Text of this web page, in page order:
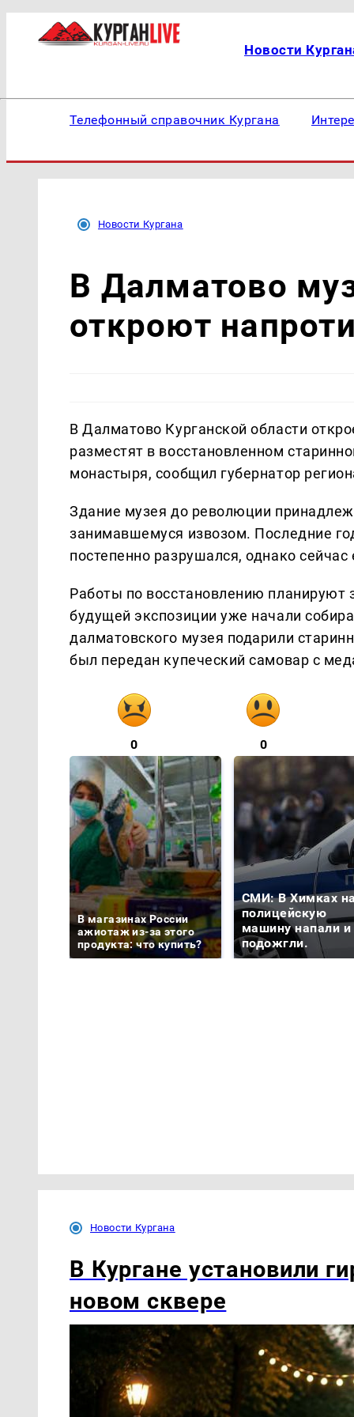
Новости
Телефонный справочник Кургана
Новости Кургана
В Далматово
откроют
В Далматово Курганской области
разместят в восстановленном
монастыря, сообщил губернатор
Здание музея до революции
занимавшемуся извозом. Последние
постепенно разрушался, однако
Работы по восстановлению
будущей экспозиции уже начали
далматовского музея подарили
был передан купеческий самовар с
0 0
В магазинах России
ажиотаж из-за этого
продукта: что купить?
СМИ: В Химках
полицейскую
машину напали и
подожгли.
Новости Кургана
В Кургане установили
новом сквере